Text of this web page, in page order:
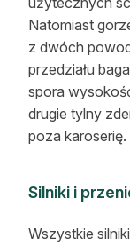
Natomiast
z dwóch
przedziału
spora
drugie tylny
poza karoserię.
Silniki i
Wszystkie